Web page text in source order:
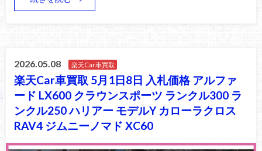
2026.05.08 楽天Car車買取
楽天Car車買取 5月1日8日 入札価格 アルファ
ード LX600 クラウンスポーツ ランクル300 ラ
ンクル250 ハリアー モデルY カローラクロス
RAV4 ジムニーノマド XC60